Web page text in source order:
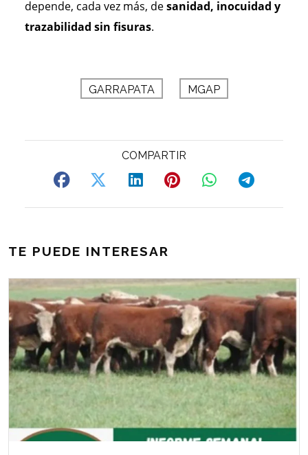
depende, cada vez más, desanidad, inocuidad y
trazabilidad sin fisuras.
GARRAPATA MGAP
TE PUEDE INTERESAR